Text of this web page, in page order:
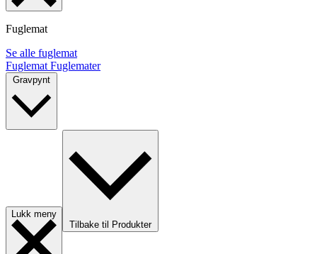
Fuglemat
Se alle fuglemat
Fuglemat Fuglemater
Lukk meny
Tilbake til Produkter